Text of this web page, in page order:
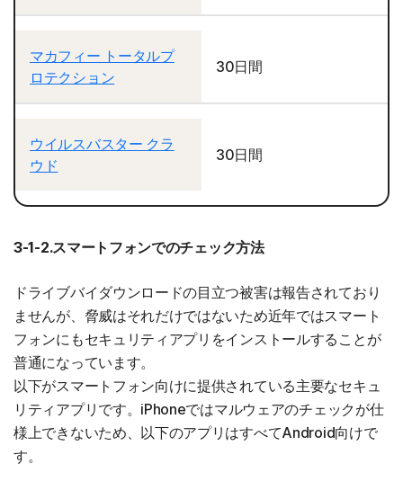
マカフィー トータルプ
ロテクション
30日間
ウイルスバスター クラ
ウド
30日間
3-1-2.スマートフォンでのチェック方法
ドライブバイダウンロードの目立つ被害は報告されており
ませんが、脅威はそれだけではないため近年ではスマート
フォンにもセキュリティアプリをインストールすることが
普通になっています。
以下がスマートフォン向けに提供されている主要なセキュ
リティアプリです。iPhoneではマルウェアのチェックが仕
様上できないため、以下のアプリはすべてAndroid向けで
す。